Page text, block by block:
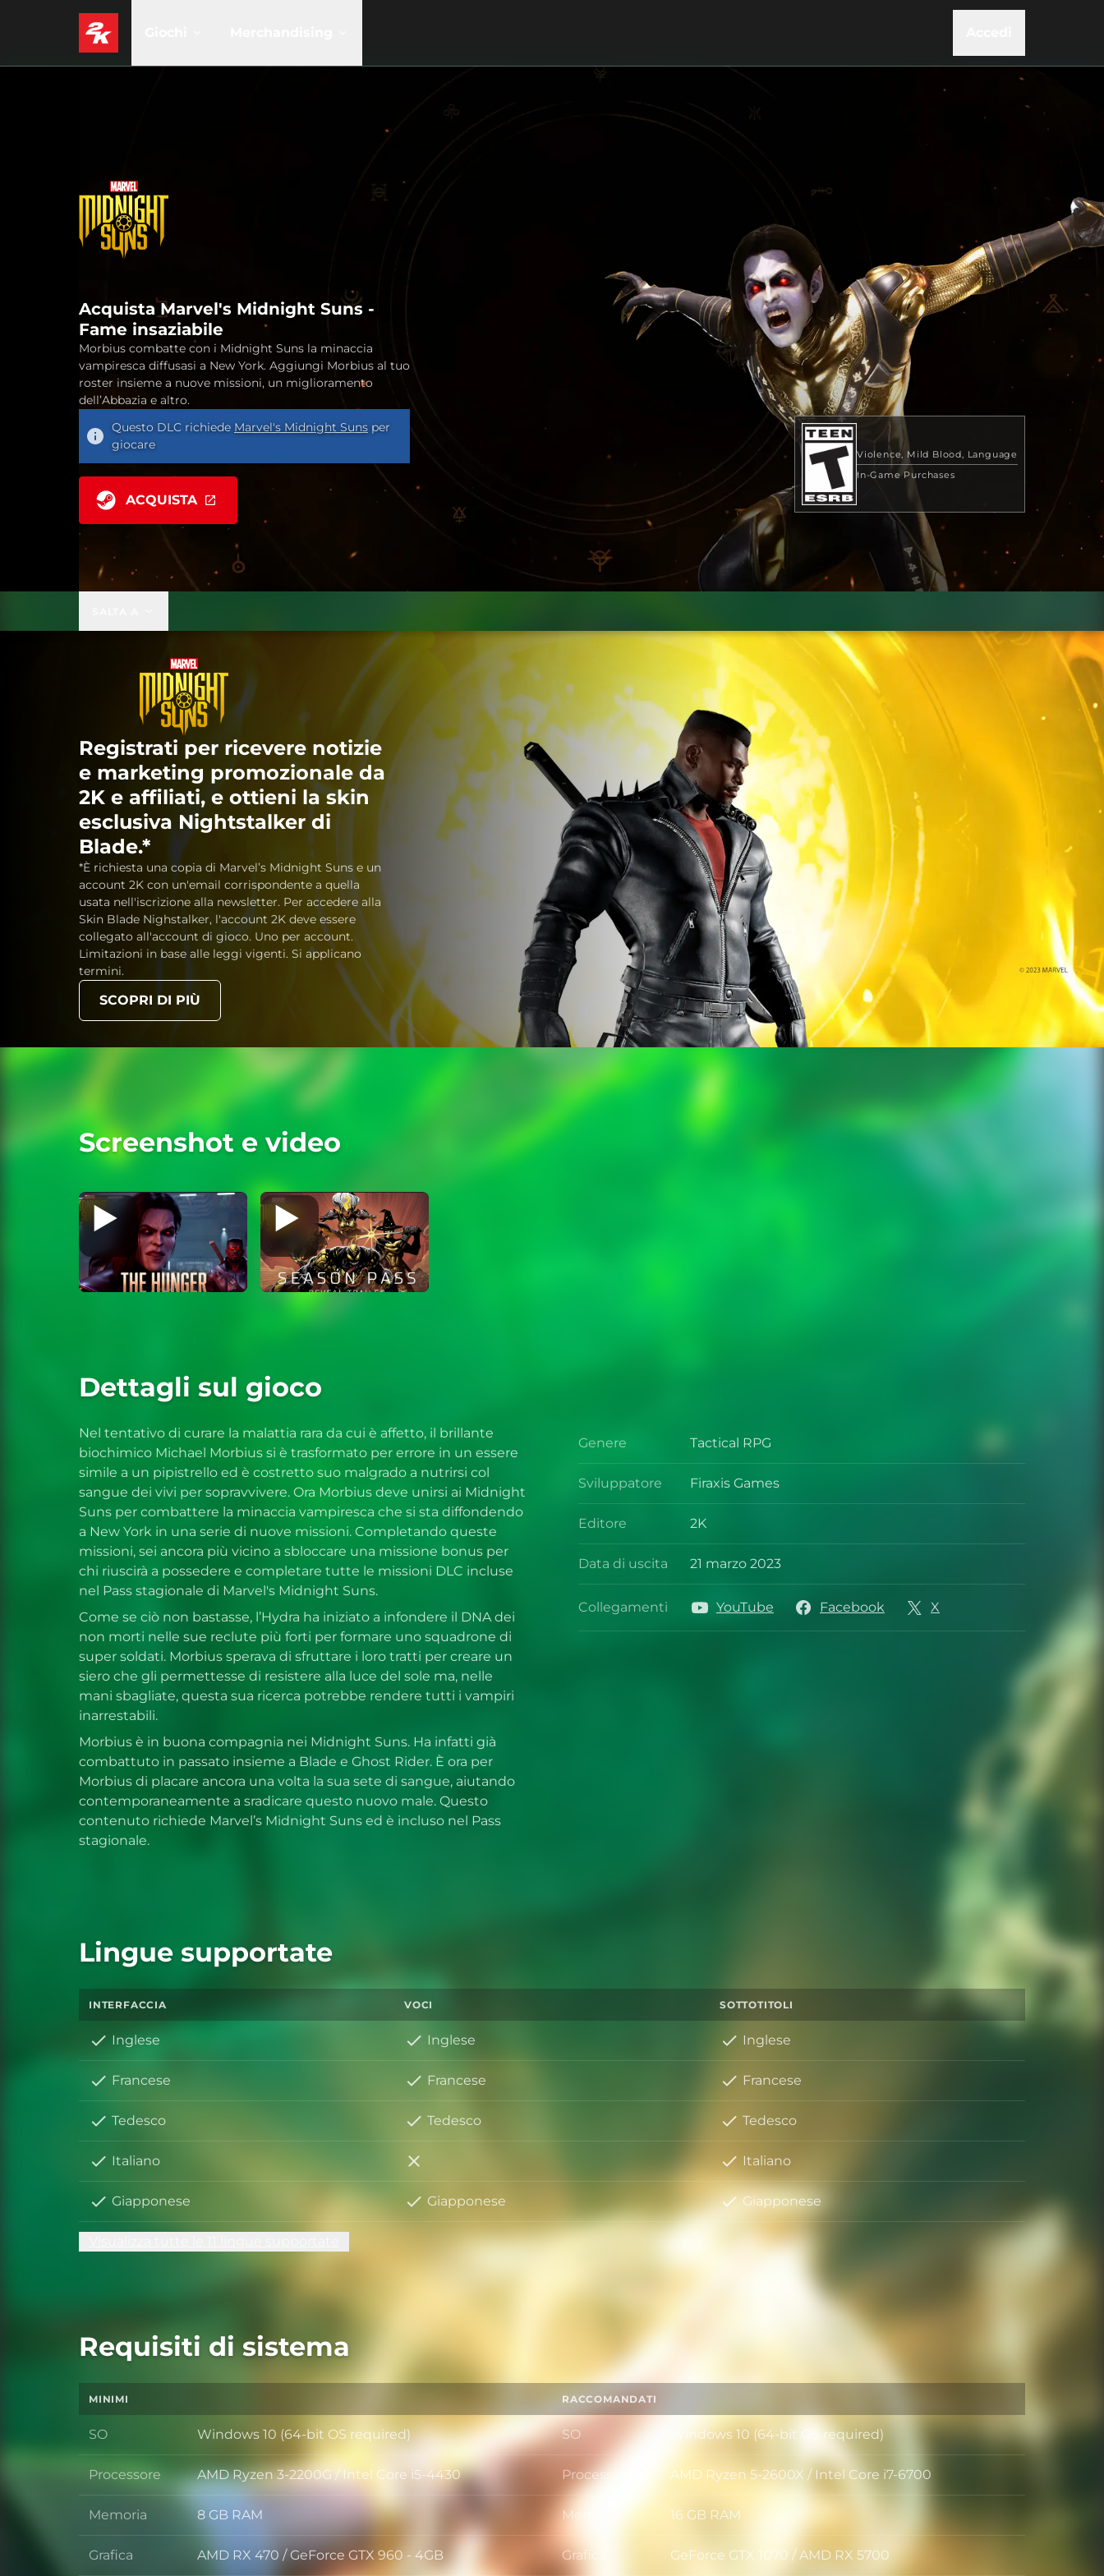
Violence Mild Blood
Language
In-Game Purchases
Acquista Marvel's Midnight Suns -
Fame insaziabile
Morbius combatte con i Midnight Suns la minaccia
vampiresca diffusasi a New York. Aggiungi Morbius al tuo
roster insieme a nuove missioni, un miglioramento
dell’Abbazia e altro.
Questo DLC richiede Marvel's Midnight Suns per
giocare
ACQUISTA
Registrati per ricevere notizie
e marketing promozionale da
2K e affiliati, e ottieni la skin
esclusiva Nightstalker di
Blade.*
*È richiesta una copia di Marvel’s Midnight Suns e un
account 2K con un'email corrispondente a quella
usata nell'iscrizione alla newsletter. Per accedere alla
Skin Blade Nighstalker, l'account 2K deve essere
collegato all'account di gioco. Uno per account.
Limitazioni in base alle leggi vigenti. Si applicano
termini.
SCOPRI DI PIÙ
Screenshot e video
Dettagli sul gioco
Nel tentativo di curare la malattia rara da cui è affetto, il brillante
biochimico Michael Morbius si è trasformato per errore in un essere
simile a un pipistrello ed è costretto suo malgrado a nutrirsi col
sangue dei vivi per sopravvivere. Ora Morbius deve unirsi ai Midnight
Suns per combattere la minaccia vampiresca che si sta diffondendo
a New York in una serie di nuove missioni. Completando queste
missioni, sei ancora più vicino a sbloccare una missione bonus per
chi riuscirà a possedere e completare tutte le missioni DLC incluse
nel Pass stagionale di Marvel's Midnight Suns.
Come se ciò non bastasse, l’Hydra ha iniziato a infondere il DNA dei
non morti nelle sue reclute più forti per formare uno squadrone di
super soldati. Morbius sperava di sfruttare i loro tratti per creare un
siero che gli permettesse di resistere alla luce del sole ma, nelle
mani sbagliate, questa sua ricerca potrebbe rendere tutti i vampiri
inarrestabili.
Morbius è in buona compagnia nei Midnight Suns. Ha infatti già
combattuto in passato insieme a Blade e Ghost Rider. È ora per
Morbius di placare ancora una volta la sua sete di sangue, aiutando
contemporaneamente a sradicare questo nuovo male. Questo
contenuto richiede Marvel’s Midnight Suns ed è incluso nel Pass
stagionale.
Genere
Genere
Tactical RPG
Sviluppatore
Sviluppatore
Firaxis Games
Editore
Editore
2K
Data di uscita
Data di uscita
21 marzo 2023
Collegamenti
Collegamenti
YouTube Facebook X
Lingue supportate
INTERFACCIA VOCI SOTTOTITOLI
Inglese Inglese Inglese
Francese Francese Francese
Tedesco Tedesco Tedesco
Italiano
Italiano
Italiano
Giapponese Giapponese Giapponese
Requisiti di sistema
MINIMI
SO
SO
Windows 10 (64-bit OS required)
Processore
Processore
AMD Ryzen 3-2200G / Intel Core i5-4430
Memoria
Memoria
8 GB RAM
Grafica
Grafica
AMD RX 470 / GeForce GTX 960 - 4GB
RACCOMANDATI
SO
SO
Windows 10 (64-bit OS required)
Processore
Processore
AMD Ryzen 5-2600X / Intel Core i7-6700
Memoria
Memoria
16 GB RAM
Grafica
Grafica
GeForce GTX 1070 / AMD RX 5700